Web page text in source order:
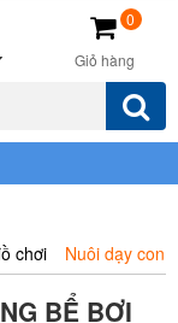
Giỏ hàng
0
chơi Nuôi dạy con
BỂ BƠI